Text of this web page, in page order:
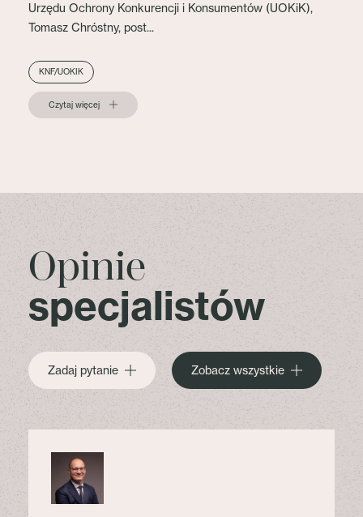
Urzędu Ochrony Konkurencji i Konsumentów (UOKiK),
Tomasz Chróstny, post...
KNF/UOKIK
Czytaj więcej
Opinie
specjalistów
Zadaj pytanie Zobacz wszystkie